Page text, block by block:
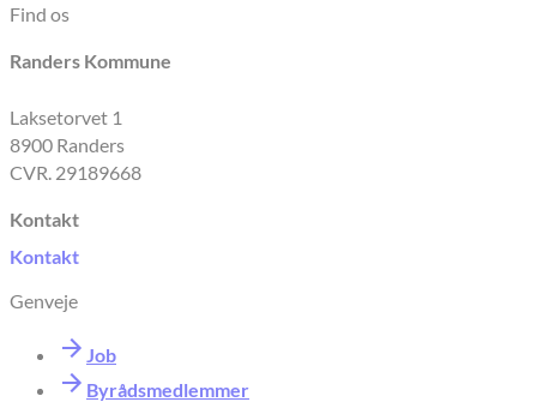
Find os
Randers Kommune
Laksetorvet 1
8900 Randers
CVR. 29189668
Kontakt
Kontakt
Genveje
Job
Byrådsmedlemmer